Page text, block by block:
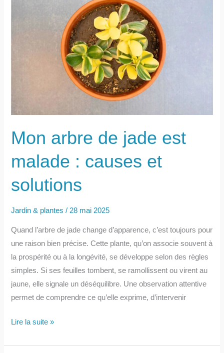
Mon arbre de jade est
malade : causes et
solutions
Jardin & plantes /28 mai 2025
Quand l’arbre de jade change d’apparence, c’est toujours pour
une raison bien précise. Cette plante, qu’on associe souvent à
la prospérité ou à la longévité, se développe selon des règles
simples. Si ses feuilles tombent, se ramollissent ou virent au
jaune, elle signale un déséquilibre. Une observation attentive
permet de comprendre ce qu’elle exprime, d’intervenir
Mon
de
Lire la suite »